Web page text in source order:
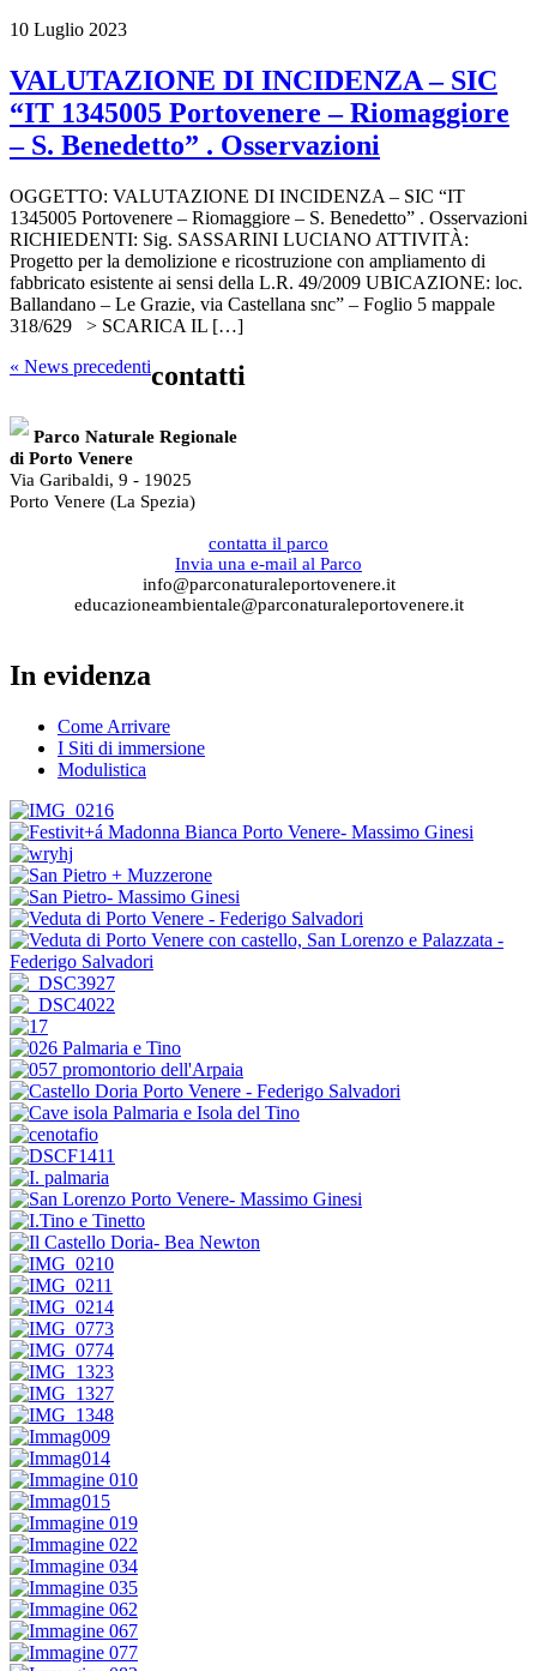
10 Luglio 2023
VALUTAZIONE DI INCIDENZA – SIC
“IT 1345005 Portovenere – Riomaggiore
– S. Benedetto” . Osservazioni
OGGETTO: VALUTAZIONE DI INCIDENZA – SIC “IT
1345005 Portovenere – Riomaggiore – S. Benedetto” . Osservazioni
RICHIEDENTI: Sig. SASSARINI LUCIANO ATTIVITÀ:
Progetto per la demolizione e ricostruzione con ampliamento di
fabbricato esistente ai sensi della L.R. 49/2009 UBICAZIONE: loc.
Ballandano – Le Grazie, via Castellana snc” – Foglio 5 mappale
318/629 > SCARICA IL […]
« News precedenticontatti
Parco Naturale Regionale
di Porto Venere
Via Garibaldi, 9 - 19025
Porto Venere (La Spezia)
contatta il parco
Invia una e-mail al Parco
info@parconaturaleportovenere.it
educazioneambientale@parconaturaleportovenere.it
In evidenza
Come Arrivare
I Siti di immersione
Modulistica